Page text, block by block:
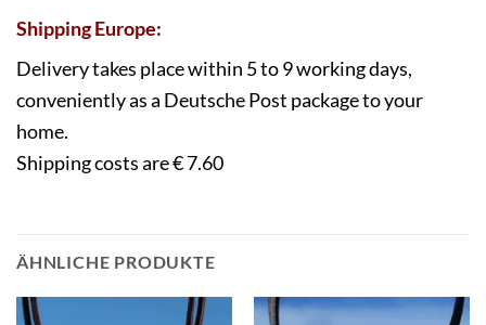
Shipping Europe:
Delivery takes place within 5 to 9 working days,
conveniently as a Deutsche Post package to your
home.
Shipping costs are € 7.60
ÄHNLICHE PRODUKTE